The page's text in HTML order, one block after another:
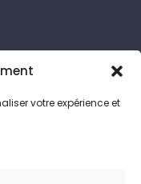
votre expérience et